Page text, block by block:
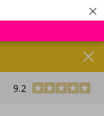
×
Gratis
9.2